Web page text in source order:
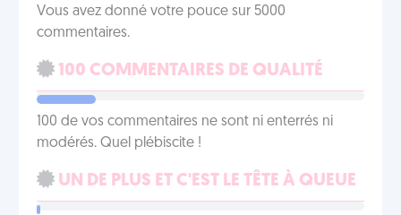
Vous avez donné votre pouce sur 5000
commentaires.
100 COMMENTAIRES DE QUALITÉ
100 de vos commentaires ne sont ni enterrés ni
modérés. Quel plébiscite !
UN DE PLUS ET C'EST LE TÊTE À QUEUE